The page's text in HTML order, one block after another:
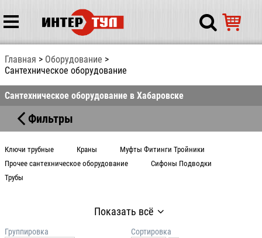
Главная
Оборудование
Сантехническое оборудование
Сантехническое оборудование в Хабаровске
Фильтры
Ключи трубные Краны
Муфты Фитинги Тройники
Прочее сантехническое оборудование
Сифоны Подводки
Трубы
Показать всё
Группировка
Сортировка